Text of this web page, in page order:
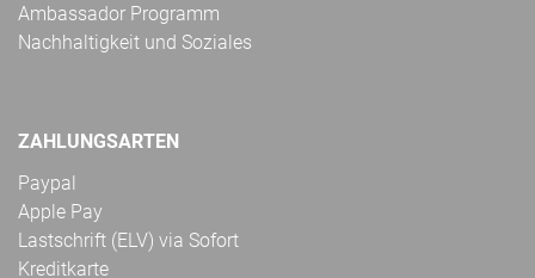
Ambassador Programm
Nachhaltigkeit und Soziales
ZAHLUNGSARTEN
Paypal
Apple Pay
Lastschrift (ELV) via Sofort
Kreditkarte